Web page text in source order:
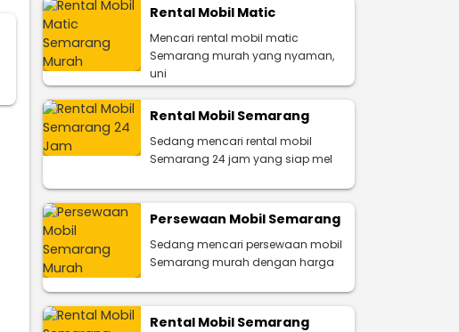
Rental Mobil Matic
Mencari rental mobil matic
Semarang murah yang nyaman,
uni
Rental Mobil Semarang
Sedang mencari rental mobil
Semarang 24 jam yang siap mel
Persewaan Mobil Semarang
Sedang mencari persewaan mobil
Semarang murah dengan harga
Rental Mobil Semarang